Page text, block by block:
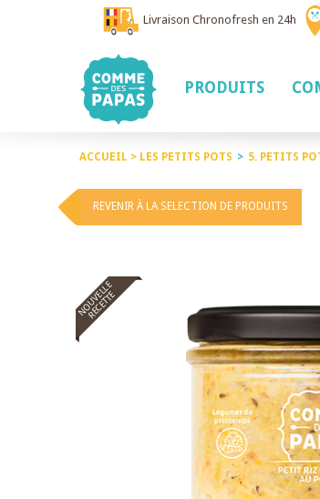
Livraison Chronofresh en 24h
PRODUITS
ACCUEIL > LES PETITS POTS > 5. PETITS
REVENIR À LA SELECTION DE PRODUITS
NOUVELLE
RECETTE